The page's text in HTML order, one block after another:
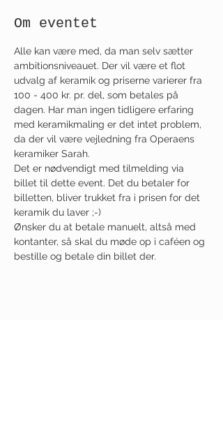
Om eventet
Alle kan være med, da man selv sætter
ambitionsniveauet. Der vil være et flot
udvalg af keramik og priserne varierer fra
100 - 400 kr. pr. del, som betales på
dagen. Har man ingen tidligere erfaring
med keramikmaling er det intet problem,
da der vil være vejledning fra Operaens
keramiker Sarah.
Det er nødvendigt med tilmelding via
billet til dette event. Det du betaler for
billetten, bliver trukket fra i prisen for det
keramik du laver ;-)
Ønsker du at betale manuelt, altså med
kontanter, så skal du møde op i caféen og
bestille og betale din billet der.